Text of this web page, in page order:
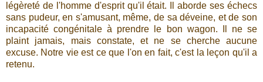
légèreté de l'homme d'esprit qu'il était. Il aborde ses échecs
sans pudeur, en s'amusant, même, de sa déveine, et de son
incapacité congénitale à prendre le bon wagon. Il ne se
plaint jamais, mais constate, et ne se cherche aucune
excuse. Notre vie est ce que l'on en fait, c'est la leçon qu'il a
retenu.